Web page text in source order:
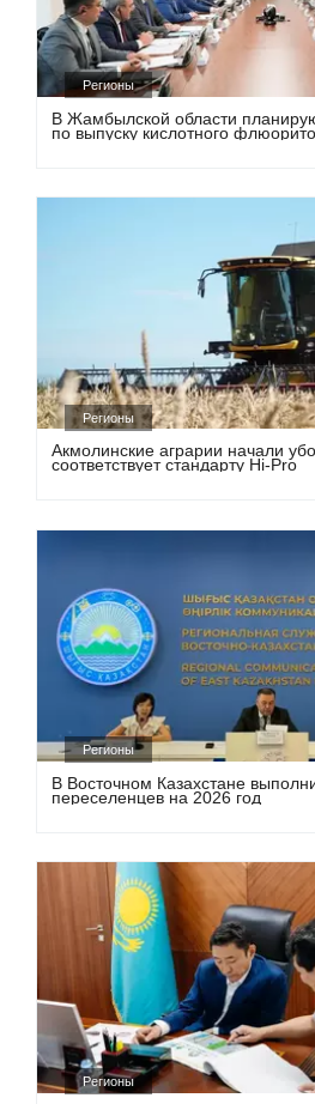
Регионы
В Жамбылской области
по выпуску кислотного
Регионы
Акмолинские аграрии начали
соответствует стандарту Hi-Pro
Регионы
В Восточном Казахстане
переселенцев на 2026 год
Регионы